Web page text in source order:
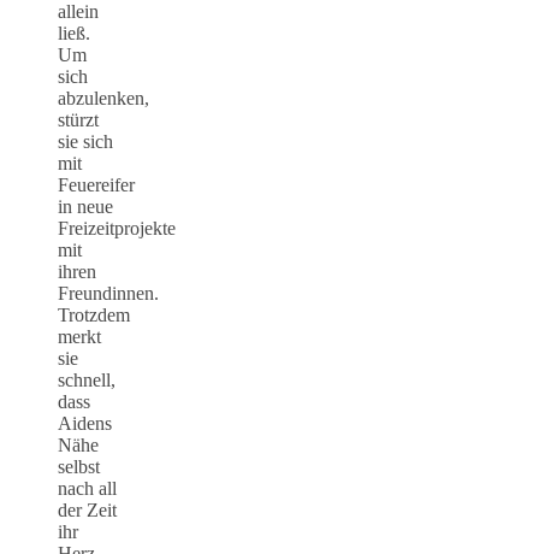
allein
ließ.
Um
sich
abzulenken,
stürzt
sie sich
mit
Feuereifer
in neue
Freizeitprojekte
mit
ihren
Freundinnen.
Trotzdem
merkt
sie
schnell,
dass
Aidens
Nähe
selbst
nach all
der Zeit
ihr